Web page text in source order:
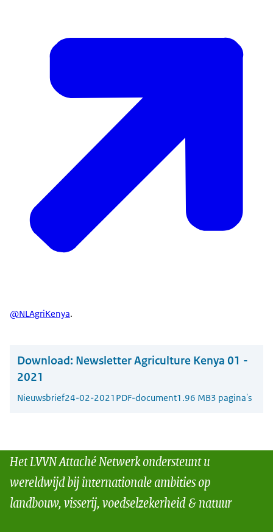
@NLAgriKenya.
Download: Newsletter Agriculture Kenya 01 -
2021
Nieuwsbrief24-02-2021 PDF-document1.96 MB3 pagina's
Het LVVN Attaché Netwerk ondersteunt u
wereldwijd bij internationale ambities op
landbouw, visserij, voedselzekerheid & natuur